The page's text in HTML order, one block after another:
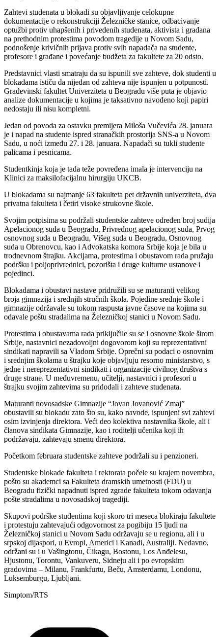
Zahtevi studenata u blokadi su objavljivanje celokupne
dokumentacije o rekonstrukciji Železničke stanice, odbacivanje
optužbi protiv uhapšenih i privedenih studenata, aktivista i građana
na prethodnim protestima povodom tragedije u Novom Sadu,
podnošenje krivičnih prijava protiv svih napadača na studente,
profesore i građane i povećanje budžeta za fakultete za 20 odsto.
Predstavnici vlasti smatraju da su ispunili sve zahteve, dok studenti u
blokadama ističu da nijedan od zahteva nije ispunjen u potpunosti.
Građevinski fakultet Univerziteta u Beogradu više puta je objavio
analize dokumentacije u kojima je taksativno navođeno koji papiri
nedostaju ili nisu kompletni.
Jedan od povoda za ostavku premijera Miloša Vučevića 28. januara
je i napad na studente ispred stranačkih prostorija SNS-a u Novom
Sadu, u noći između 27. i 28. januara. Napadači su tukli studente
palicama i pesnicama.
Studentkinja koja je tada teže povređena imala je intervenciju na
Klinici za maksilofacijalnu hirurgiju UKCB.
U blokadama su najmanje 63 fakulteta pet državnih univerziteta, dva
privatna fakulteta i četiri visoke strukovne škole.
Svojim potpisima su podržali studentske zahteve određen broj sudija
Apelacionog suda u Beogradu, Privrednog apelacionog suda, Prvog
osnovnog suda u Beogradu, Višeg suda u Beogradu, Osnovnog
suda u Obrenovcu, kao i Advokatska komora Srbije koja je bila u
trodnevnom štrajku. Akcijama, protestima i obustavom rada pružaju
podršku i poljoprivrednici, pozorišta i druge kulturne ustanove i
pojedinci.
Blokadama i obustavi nastave pridružili su se maturanti velikog
broja gimnazija i srednjih stručnih škola. Pojedine srednje škole i
gimnazije održavale su tokom raspusta javne časove na kojima su
odavale poštu stradalima na Železničkoj stanici u Novom Sadu.
Protestima i obustavama rada priključile su se i osnovne škole širom
Srbije, nastavnici nezadovoljni dogovorom koji su reprezentativni
sindikati napravili sa Vladom Srbije. Oprečni su podaci o osnovnim
i srednjim školama u štrajku koje objavljuju resorno ministarstvo, s
jedne i nereprezentativni sindikati i organizacije civilnog društva s
druge strane. U međuvremenu, učitelji, nastavnici i profesori u
štrajku svojim zahtevima su pridodali i zahteve studenata.
Maturanti novosadske Gimnazije “Jovan Jovanović Zmaj”
obustavili su blokadu zato što su, kako navode, ispunjeni svi zahtevi
osim izvinjenja direktora. Veći deo kolektiva nastavnika škole, ali i
članova sindikata Gimnazije, kao i roditelji učenika koji ih
podržavaju, zahtevaju smenu direktora.
Početkom februara studentske zahteve podržali su i penzioneri.
Studentske blokade fakulteta i rektorata počele su krajem novembra,
pošto su akademci sa Fakulteta dramskih umetnosti (FDU) u
Beogradu fizički napadnuti ispred zgrade fakulteta tokom odavanja
pošte stradalima u novosadskoj tragediji.
Skupovi podrške studentima koji skoro tri meseca blokiraju fakultete
i protestuju zahtevajući odgovornost za pogibiju 15 ljudi na
Železničkoj stanici u Novom Sadu održavaju se u regionu, ali i u
srpskoj dijaspori, u Evropi, Americi i Kanadi, Australiji. Nedavno,
održani su i u Vašingtonu, Čikagu, Bostonu, Los Anđelesu,
Hjustonu, Torontu, Vankuveru, Sidneju ali i po evropskim
gradovima – Milanu, Frankfurtu, Beču, Amsterdamu, Londonu,
Luksemburgu, Ljubljani.
Simptom/RTS